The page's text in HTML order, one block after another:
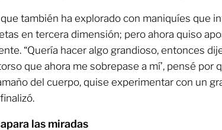
también ha explorado con maniquíes que
en tercera dimensión; pero ahora quiso
“Quería hacer algo grandioso, entonces
que ahora me sobrepase a mí’, pensé por
del cuerpo, quise experimentar con un
las miradas